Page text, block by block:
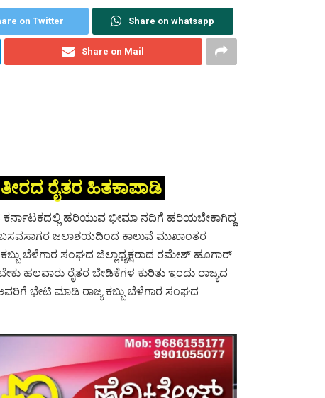
on Twitter Share on whatsapp
Share on Mail
ರೈತರ ಹಿತಕಾಪಾಡಿ
ಹರಿಯುವ ಭೀಮಾ ನದಿಗೆ ಹರಿಯಬೇಕಾಗಿದ್ದ
ಬಸವಸಾಗರ ಜಲಾಶಯದಿಂದ ಕಾಲುವೆ ಮುಖಾಂತರ
ಬೆಳೆಗಾರ ಸಂಘದ ಜಿಲ್ಲಾಧ್ಯಕ್ಷರಾದ ರಮೇಶ್ ಹೂಗಾರ್
ಹಲವಾರು ರೈತರ ಬೇಡಿಕೆಗಳ ಕುರಿತು ಇಂದು ರಾಜ್ಯದ
ಭೇಟಿ ಮಾಡಿ ರಾಜ್ಯ ಕಬ್ಬು ಬೆಳೆಗಾರ ಸಂಘದ